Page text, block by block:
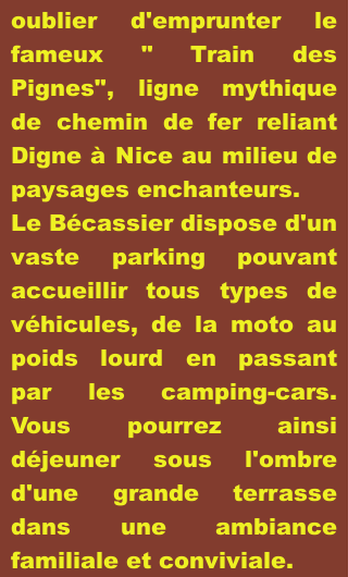
oublier d'emprunter le
fameux " Train des
Pignes", ligne mythique
de chemin de fer reliant
Digne à Nice au milieu de
paysages enchanteurs.
Le Bécassier dispose d'un
vaste parking pouvant
accueillir tous types de
véhicules, de la moto au
poids lourd en passant
par les camping-cars.
Vous pourrez ainsi
déjeuner sous l'ombre
d'une grande terrasse
dans une ambiance
familiale et conviviale.